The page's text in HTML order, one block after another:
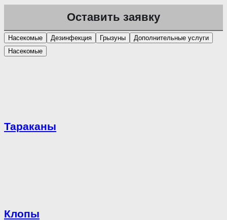
Насекомые Дезинфекция Грызуны
Дополнительные услуги
Насекомые
Тараканы
Клопы